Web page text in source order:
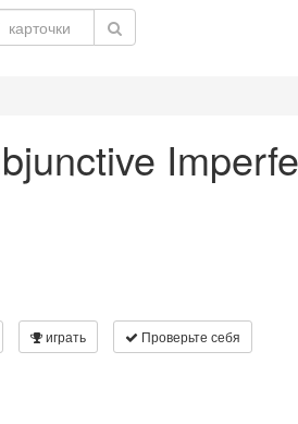
играть Проверьте себя